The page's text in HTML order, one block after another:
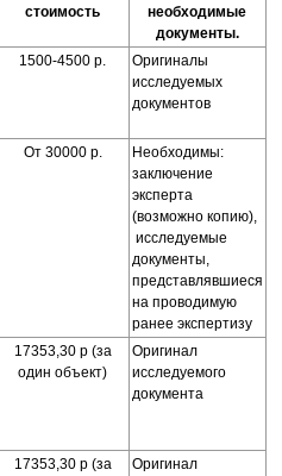
стоимость
необходимые
документы.
1500-4500 р.
Оригиналы
исследуемых
документов
От 30000 р.
Необходимы:
заключение
эксперта
(возможно копию),
исследуемые
документы,
представлявшиеся
на проводимую
ранее экспертизу
17353,30 р (за
один объект)
Оригинал
исследуемого
документа
17353,30 р (за
Оригинал